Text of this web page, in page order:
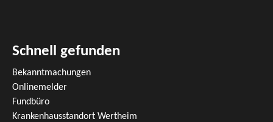
Schnell gefunden
Bekanntmachungen
Onlinemelder
Fundbüro
Krankenhausstandort Wertheim